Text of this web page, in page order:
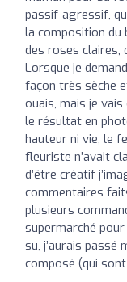
passif-agressif,
la composition du
des roses claires,
Lorsque je
façon très sèche
ouais, mais je
le résultat en
hauteur ni vie, le
fleuriste n’avait
d’être créatif
commentaires
plusieurs
supermarché
su, j’aurais passé
composé (qui